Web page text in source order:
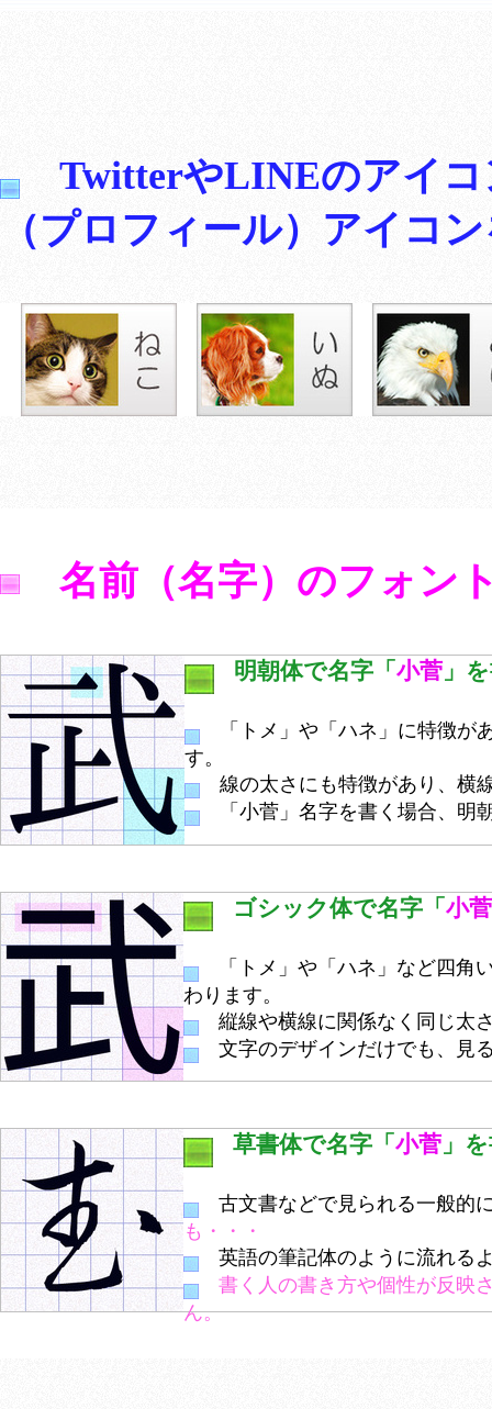
TwitterやLINEのアイ
（プロフィール）アイコ
名前（名字）のフォン
明朝体で名字「 小菅 」
「トメ」や「ハネ」に特徴が
す。
線の太さにも特徴があり、横
「小菅」名字を書く場合、明
ゴシック体で名字「 小菅
「トメ」や「ハネ」など四角
わります。
縦線や横線に関係なく同じ太
文字のデザインだけでも、見
草書体で名字「 小菅 」
古文書などで見られる一般的
も・・・
英語の筆記体のように流れる
書く人の書き方や個性が反映
ん。